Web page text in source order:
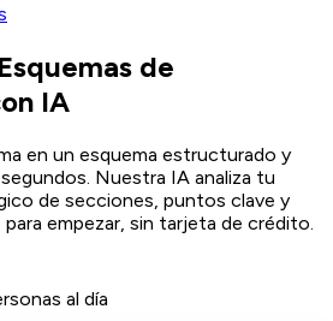
de
IA
en un esquema estructurado y
Nuestra IA analiza tu
de secciones, puntos clave y
empezar, sin tarjeta de crédito.
al día